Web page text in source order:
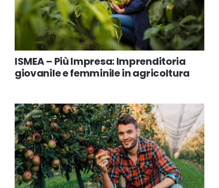
ISMEA – Più Impresa: Imprenditoria
giovanile e femminile in agricoltura